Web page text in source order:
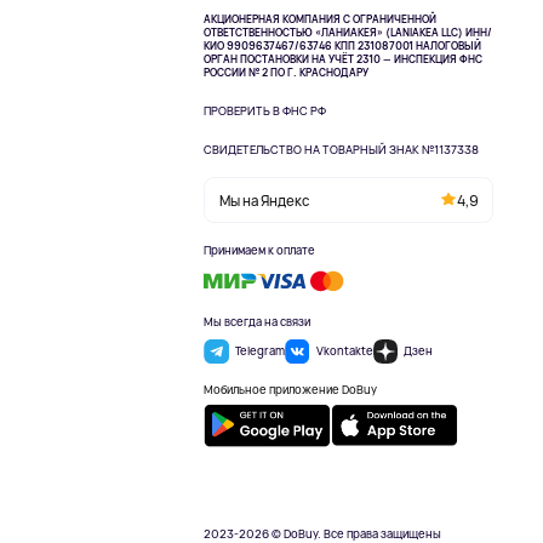
АКЦИОНЕРНАЯ КОМПАНИЯ С ОГРАНИЧЕННОЙ
ОТВЕТСТВЕННОСТЬЮ «ЛАНИАКЕЯ» (LANIAKEA LLC) ИНН/
КИО 9909637467/63746 КПП 231087001НАЛОГОВЫЙ
ОРГАН ПОСТАНОВКИ НА УЧЁТ 2310 — ИНСПЕКЦИЯ ФНС
РОССИИ № 2 ПО Г. КРАСНОДАРУ
ПРОВЕРИТЬ В ФНС РФ
СВИДЕТЕЛЬСТВО НА ТОВАРНЫЙ ЗНАК №1137338
Мы на Яндекс 4,9
Принимаем к оплате
Мы всегда на связи
Telegram
Vkontakte Дзен
Мобильное приложение DoBuy
2023-2026 © DoBuy. Все права защищены